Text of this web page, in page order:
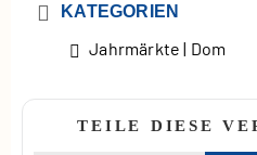
KATEGORIEN
Jahrmärkte | Dom
TEILE DIESE